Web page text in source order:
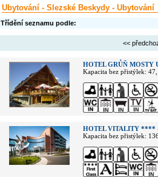
Ubytování - Slezské Beskydy - Ubytování
Třídění seznamu podle:
<<
HOTEL GRŮŇ MOSTY
Kapacita bez přistýlek:
HOTEL VITALITY ****
Kapacita bez přistýlek: